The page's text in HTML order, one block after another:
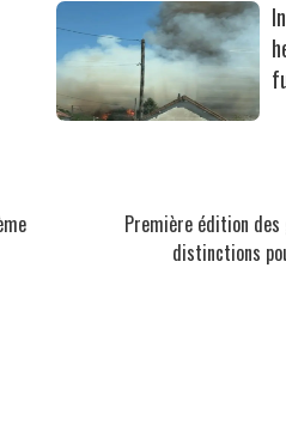
Première édition
distinctions